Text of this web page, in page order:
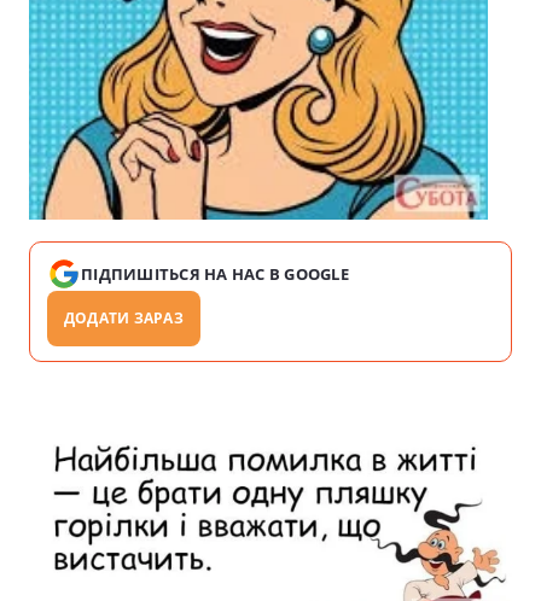
ПІДПИШІТЬСЯ НА НАС В GOOGLE
ДОДАТИ ЗАРАЗ